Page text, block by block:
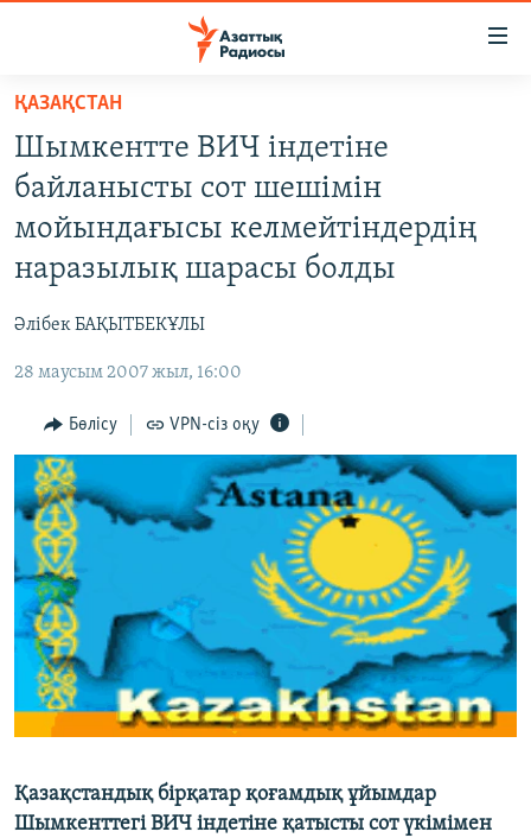
Skip
main
content
to
main
Skip
to
САЯСАТ
AZATTYQTV
ӘЛЕУМЕТ
ӘЛЕМ
АРНАЙЫ ЖОБАЛАР
Русский
ЖАЗЫЛЫҢЫЗ
Басқа тілдерде
ҚАЗАҚСТАН
Шымкентте ВИЧ індетіне
байланысты сот шешімін
мойындағысы келмейтіндердің
наразылық шарасы болды
Әлібек БАҚЫТБЕКҰЛЫ
28 маусым 2007 жыл, 16:00
Бөлісу VPN-сіз оқу
Қазақстандық бірқатар қоғамдық ұйымдар
Шымкенттегі ВИЧ індетіне қатысты сот үкімімен